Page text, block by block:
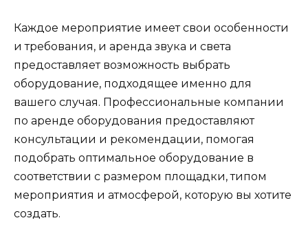
Каждое мероприятие имеет свои особенности
и требования, и аренда звука и света
предоставляет возможность выбрать
оборудование, подходящее именно для
вашего случая. Профессиональные компании
по аренде оборудования предоставляют
консультации и рекомендации, помогая
подобрать оптимальное оборудование в
соответствии с размером площадки, типом
мероприятия и атмосферой, которую вы хотите
создать.